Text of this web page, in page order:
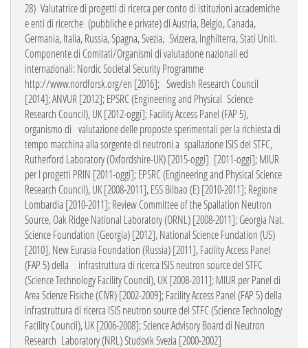
28) Valutatrice di progetti di ricerca per conto di istituzioni accademiche
e enti di ricerche (pubbliche e private) di Austria, Belgio, Canada,
Germania, Italia, Russia, Spagna, Svezia, Svizzera, Inghilterra, Stati Uniti.
Componente di Comitati/Organismi di valutazione nazionali ed
internazionali:Nordic Societal Security Programme
http://www.nordforsk.org/en [2016]; Swedish Research Council
[2014];ANVUR [2012]; EPSRC (Engineering and Physical Science
Research Council), UK [2012-oggi]; Facility Access Panel (FAP 5),
organismo di valutazione delle proposte sperimentali per la richiesta di
tempo macchina allasorgente di neutroni a spallazione ISISdelSTFC,
Rutherford Laboratory (Oxfordshire-UK) [2015-oggi] [2011-oggi]; MIUR
per I progetti PRIN [2011-oggi];EPSRC (Engineering and Physical Science
Research Council), UK [2008-2011], ESS Bilbao (E) [2010-2011]; Regione
Lombardia [2010-2011]; Review Committee of the Spallation Neutron
Source, Oak Ridge National Laboratory (ORNL) [2008-2011]; Georgia Nat.
Science Foundation (Georgia) [2012], National Science Fundation (US)
[2010], New Eurasia Foundation (Russia) [2011], Facility Access Panel
(FAP 5) della
infrastruttura di ricerca ISIS neutron source del STFC
(Science Technology Facility Council),UK [2008-2011]; MIUR per Panel di
Area Scienze Fisiche (CIVR) [2002-2009]; Facility Access Panel (FAP 5) della
infrastruttura di ricerca ISIS neutron source del STFC (Science Technology
Facility Council), UK [2006-2008]; Science Advisory Board di Neutron
Research Laboratory (NRL) Studsvik Svezia [2000-2002]